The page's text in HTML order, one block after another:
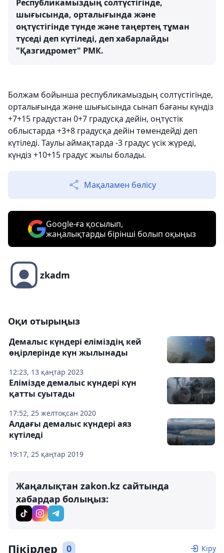
Республикамыздың солтүстігінде,
шығысында, орталығында және
оңтүстігінде түнде және таңертең тұман
түседі деп күтіледі, деп хабарлайды
"Қазгидромет" РМК.
Болжам бойынша республикамыздың солтүстігінде,
орталығында және шығысында сынап бағаны күндіз
+7+15 градустан 0+7 градусқа дейін, оңтүстік
облыстарда +3+8 градусқа дейін төмендейді деп
күтіледі. Таулы аймақтарда -3 градус үсік жүреді,
күндіз +10+15 градус жылы болады.
Мақаламен бөлісу
Google-ға қосылып,
жаңалықтарды бірінші болып оқыңыз
zkadm
Оқи отырыңыз
12:23, 13 қаңтар 2023
Демалыс күндері еліміздің кей
өңірлерінде күн жылынады
17:52, 25 желтоқсан 2020
Елімізде демалыс күндері күн
қатты суытады
19:17, 25 қаңтар 2019
Алдағы демалыс күндері аяз
күтіледі
Жаңалықтан zakon.kz сайтында
хабардар болыңыз:
Пікірлер 0 Кіру